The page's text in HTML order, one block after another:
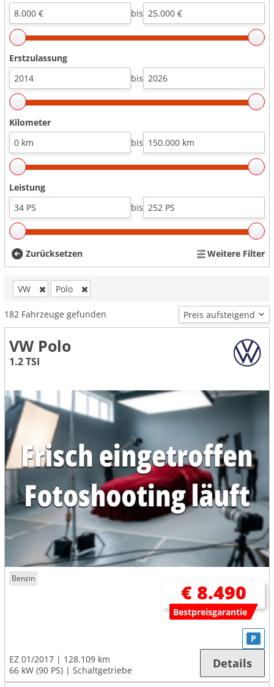
bis
Erstzulassung
bis
Kilometer
bis
Leistung
bis
Zurücksetzen Weitere Filter
VW Polo
182 Fahrzeuge gefunden
VW Polo
1.2 TSI
Benzin
€ 8.490
Bestpreisgarantie
EZ 01/2017
128.109 km
66 kW (90 PS)
Schaltgetriebe
P
Details